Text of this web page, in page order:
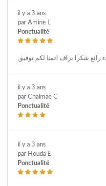
il y a 3 ans
par Amine L
Ponctualité
il y a 3 ans
par Chaimae C
Ponctualité
il y a 3 ans
par Houda E
Ponctualité